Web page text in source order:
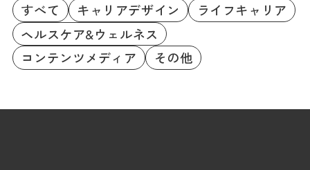
すべて キャリアデザイン
ライフキャリア
ヘルスケア&ウェルネス
コンテンツメディア
その他